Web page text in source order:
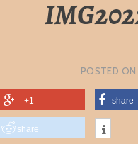
POSTED ON
+1 share
share